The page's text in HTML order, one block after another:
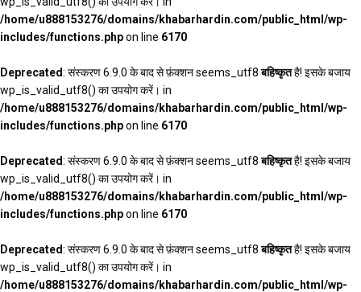
/home/u888153276/domains/khabarhardin.com/public_html/wp-
includes/functions.phpon line 6170
Deprecated: संस्करण 6.9.0 के बाद से फ़ंक्शन seems_utf8बहिष्कृतहै! इसके बजाय
wp_is_valid_utf8() का उपयोग करें। in
/home/u888153276/domains/khabarhardin.com/public_html/wp-
includes/functions.phpon line 6170
Deprecated: संस्करण 6.9.0 के बाद से फ़ंक्शन seems_utf8बहिष्कृतहै! इसके बजाय
wp_is_valid_utf8() का उपयोग करें। in
/home/u888153276/domains/khabarhardin.com/public_html/wp-
includes/functions.phpon line 6170
Deprecated: संस्करण 6.9.0 के बाद से फ़ंक्शन seems_utf8बहिष्कृतहै! इसके बजाय
wp_is_valid_utf8() का उपयोग करें। in
/home/u888153276/domains/khabarhardin.com/public_html/wp-